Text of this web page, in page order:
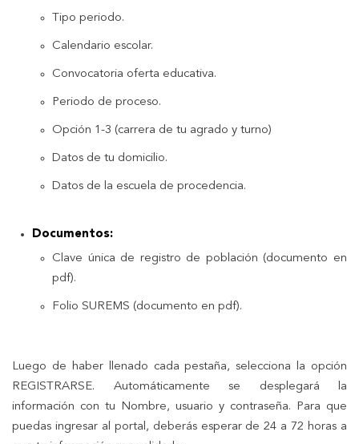
Tipo periodo.
Calendario escolar.
Convocatoria oferta educativa.
Periodo de proceso.
Opción 1-3 (carrera de tu agrado y turno)
Datos de tu domicilio.
Datos de la escuela de procedencia.
Documentos:
Clave única de registro de población (documento en
pdf).
Folio SUREMS (documento en pdf).
Luego de haber llenado cada pestaña, selecciona la opción
REGISTRARSE. Automáticamente se desplegará la
información con tu Nombre, usuario y contraseña. Para que
puedas ingresar al portal, deberás esperar de 24 a 72 horas a